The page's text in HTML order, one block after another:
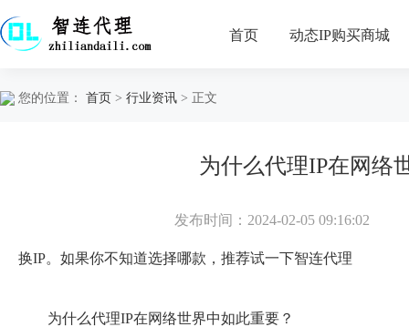
首页 动态IP购买商城
您的位置： 首页 > 行业资讯 > 正文
为什么代理IP在网络
发布时间：2024-02-05 09:16:02
换IP。如果你不知道选择哪款，推荐试一下智连代理
为什么代理IP在网络世界中如此重要？